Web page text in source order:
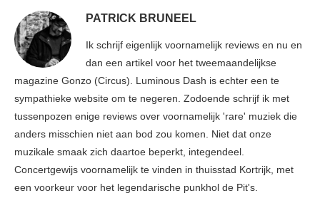
PATRICK BRUNEEL
Ik schrijf eigenlijk voornamelijk reviews en nu en
dan een artikel voor het tweemaandelijkse
magazine Gonzo (Circus). Luminous Dash is echter een te
sympathieke website om te negeren. Zodoende schrijf ik met
tussenpozen enige reviews over voornamelijk 'rare' muziek die
anders misschien niet aan bod zou komen. Niet dat onze
muzikale smaak zich daartoe beperkt, integendeel.
Concertgewijs voornamelijk te vinden in thuisstad Kortrijk, met
een voorkeur voor het legendarische punkhol de Pit's.